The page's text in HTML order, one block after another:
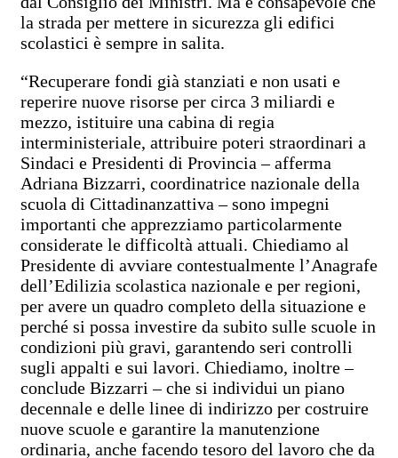
la strada per mettere in sicurezza gli edifici
scolastici è sempre in salita.
“Recuperare fondi già stanziati e non usati e
reperire nuove risorse per circa 3 miliardi e
mezzo, istituire una cabina di regia
interministeriale, attribuire poteri straordinari a
Sindaci e Presidenti di Provincia – afferma
Adriana Bizzarri, coordinatrice nazionale della
scuola di Cittadinanzattiva – sono impegni
importanti che apprezziamo particolarmente
considerate le difficoltà attuali. Chiediamo al
Presidente di avviare contestualmente l’Anagrafe
dell’Edilizia scolastica nazionale e per regioni,
per avere un quadro completo della situazione e
perché si possa investire da subito sulle scuole in
condizioni più gravi, garantendo seri controlli
sugli appalti e sui lavori. Chiediamo, inoltre –
conclude Bizzarri – che si individui un piano
decennale e delle linee di indirizzo per costruire
nuove scuole e garantire la manutenzione
ordinaria, anche facendo tesoro del lavoro che da